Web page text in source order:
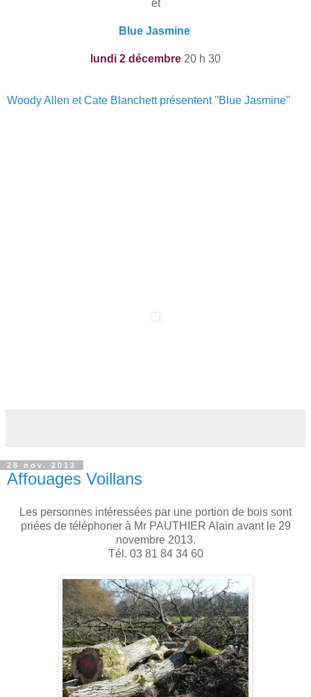
et
Blue Jasmine
lundi 2 décembre 20 h 30
Woody Allen et Cate Blanchett présentent ''Blue Jasmine''
28 nov. 2013
Affouages Voillans
Les personnes intéressées par une portion de bois sont
priées de téléphoner à Mr PAUTHIER Alain avant le 29
novembre 2013.
Tél. 03 81 84 34 60